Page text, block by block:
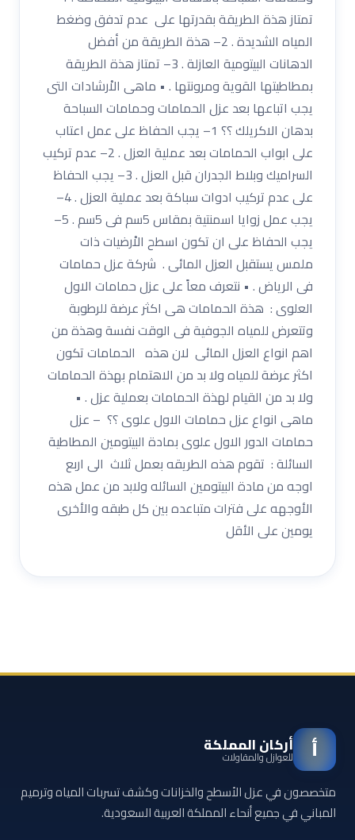
تمتاز هذة الطريقة بقدرتها على عدم تدفق وضغط
المياه الشديدة . 2– هذة الطريقة من أفضل
الدهانات البيتومية العازلة . 3– تمتاز هذة الطريقة
بمطاطيتها القوية ومرونتها . • ماهى الاْرشادات التى
يجب اتباعها بعد عزل الحمامات وحمامات السباحة
بدهان الاكريلك ؟؟ 1– يجب الحفاظ على عمل اعتاب
على ابواب الحمامات بعد عملية العزل . 2– عدم تركيب
السراميك وبلاط الجدران قبل العزل . 3– يجب الحفاظ
على عدم تركيب ادوات سباكة بعد عملية العزل . 4–
يجب عمل زوايا اسمنتية بمقاس 5سم فى 5سم . 5–
يجب الحفاظ على ان تكون اسطح الاْرضيات ذات
ملمس يستقبل العزل المائى . شركة عزل حمامات
فى الرياض . • نتعرف معاً على عزل حمامات الاول
العلوى : هذة الحمامات هى اكثر عرضة للرطوبة
وتتعرض للمياه الجوفية فى الوقت نفسة وهذة من
اهم انواع العزل المائى لان هذه الحمامات تكون
اكثر عرضة للمياه ولا بد من الاهتمام بهذة الحمامات
ولا بد من القيام لهذة الحمامات بعملية عزل . •
ماهى انواع عزل حمامات الاول علوى ؟؟ – عزل
حمامات الدور الاول علوى بمادة البيتومين المطاطية
السائلة : تقوم هذه الطريقه بعمل ثلاث الى اربع
اوجه من مادة البيتومين السائله ولابد من عمل هذه
الأوجهه على فترات متباعده بين كل طبقه والأخرى
يومين على الأقل
أ أركان المملكة
للعوازل والمقاولات
متخصصون في عزل الأسطح والخزانات وكشف تسربات المياه وترميم
المباني في جميع أنحاء المملكة العربية السعودية.